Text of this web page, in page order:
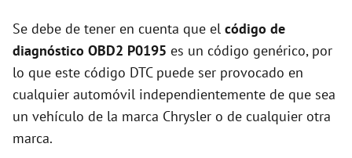
Se debe de tener en cuenta que el código de
diagnóstico OBD2 P0195 es un código genérico, por
lo que este código DTC puede ser provocado en
cualquier automóvil independientemente de que sea
un vehículo de la marca Chrysler o de cualquier otra
marca.